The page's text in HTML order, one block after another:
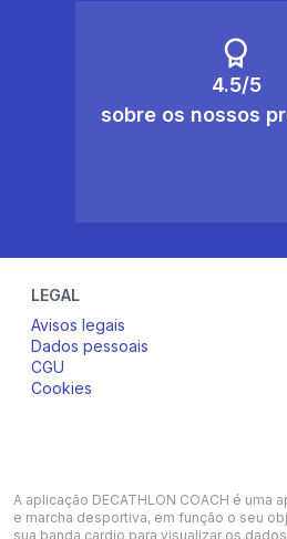
4.5/5
sobre os nossos
LEGAL
Avisos legais
Dados pessoais
CGU
Cookies
A aplicação DECATHLON COACH é
e marcha desportiva, em função o seu
sua banda cardio para visualizar os